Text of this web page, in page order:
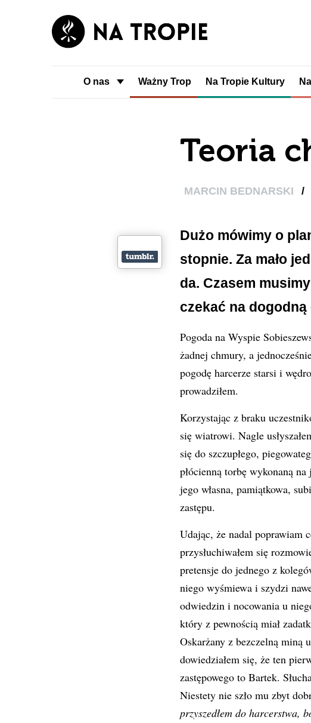
O nas Ważny Trop Na Tropie Kultury
Teoria
MARCIN BEDNARSKI /
Dużo mówimy o
stopnie. Za mało
da. Czasem
czekać na dogodną
Pogoda na Wyspie
żadnej chmury, a
pogodę harcerze starsi i
prowadziłem.
Korzystając z braku
się wiatrowi. Nagle
się do szczupłego,
płócienną torbę wykonaną
jego własna, pamiątkowa,
zastępu.
Udając, że nadal poprawiam
przysłuchiwałem się
pretensje do jednego z
niego wyśmiewa i szydzi
odwiedzin i nocowania u
który z pewnością miał
Oskarżany z bezczelną miną
dowiedziałem się, że ten
zastępowego to Bartek.
Niestety nie szło mu zbyt
przyszedłem do harcerstwa,